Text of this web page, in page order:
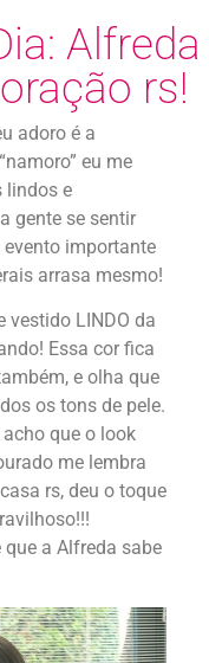
Alfreda
rs!
adoro é a
eu me
lindos e
gente se sentir
importante
arrasa mesmo!
vestido LINDO da
Essa cor fica
e olha que
os tons de pele.
que o look
me lembra
rs, deu o toque
a Alfreda sabe